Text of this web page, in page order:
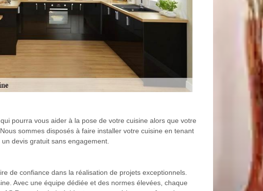
pourra vous aider à la pose de votre cuisine alors que votre
sommes disposés à faire installer votre cuisine en tenant
devis gratuit sans engagement.
de confiance dans la réalisation de projets exceptionnels.
Avec une équipe dédiée et des normes élevées, chaque